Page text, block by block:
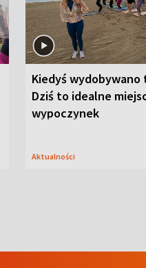
Kiedyś wydobywano
Dziś to idealne
wypoczynek
Aktualności